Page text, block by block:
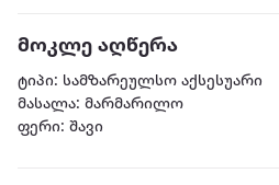
მოკლე აღწერა
ტიპი: სამზარეულსო აქსესუარი
მასალა: მარმარილო
ფერი: შავი